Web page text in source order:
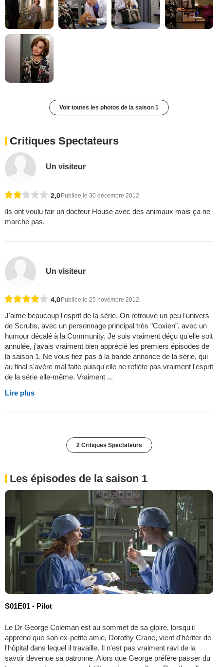
Voir toutes les photos de la saison 1
Critiques Spectateurs
Un visiteur
2,0Publiée le 30 décembre 2012
Ils ont voulu fair un docteur House avec des animaux mais ça ne
marche pas.
Un visiteur
4,0 Publiée le 25 novembre 2012
J'aime beaucoup l'esprit de la série. On retrouve un peu l'univers
de Scrubs, avec un personnage principal très "Coxien", avec un
humour décalé à la Community. Je suis vraiment déçu qu'elle soit
annulée, j'avais vraiment bien apprécié les premiers épisodes de
la saison 1. Ne vous fiez pas à la bande annonce de la série, qui
au final s'avère mal faite puisqu'elle ne reflète pas vraiment l'esprit
de la série elle-même. Vraiment ...
Lire plus
2 Critiques Spectateurs
Les épisodes de la saison 1
S01E01 - Pilot
Le Dr George Coleman est au sommet de sa gloire, lorsqu'il
apprend que son ex-petite amie, Dorothy Crane, vient d'hériter de
l'hôpital dans lequel il travaille. Il n'est pas vraiment ravi de la
savoir devenue sa patronne. Alors que George préfère passer du